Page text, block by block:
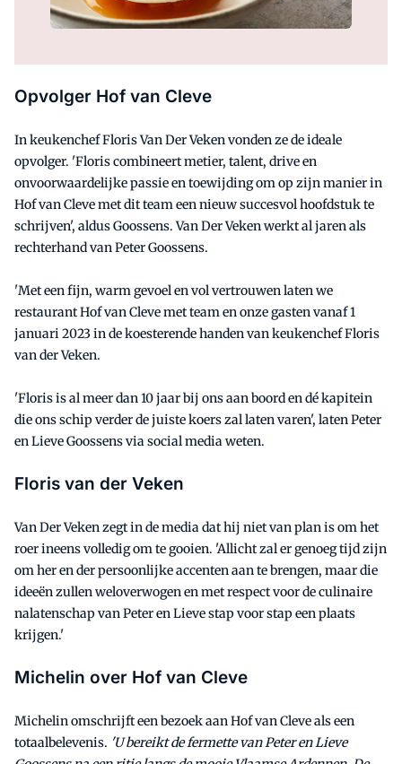
Opvolger Hof van Cleve
In keukenchef Floris Van Der Veken vonden ze de ideale
opvolger. 'Floris combineert metier, talent, drive en
onvoorwaardelijke passie en toewijding om op zijn manier in
Hof van Cleve met dit team een nieuw succesvol hoofdstuk te
schrijven', aldus Goossens. Van Der Veken werkt al jaren als
rechterhand van Peter Goossens.
'Met een fijn, warm gevoel en vol vertrouwen laten we
restaurant Hof van Cleve met team en onze gasten vanaf 1
januari 2023 in de koesterende handen van keukenchef Floris
van der Veken.
'Floris is al meer dan 10 jaar bij ons aan boord en dé kapitein
die ons schip verder de juiste koers zal laten varen', laten Peter
en Lieve Goossens via social media weten.
Floris van der Veken
Van Der Veken zegt in de media dat hij niet van plan is om het
roer ineens volledig om te gooien. 'Allicht zal er genoeg tijd zijn
om her en der persoonlijke accenten aan te brengen, maar die
ideeën zullen weloverwogen en met respect voor de culinaire
nalatenschap van Peter en Lieve stap voor stap een plaats
krijgen.'
Michelin over Hof van Cleve
Michelin omschrijft een bezoek aan Hof van Cleve als een
totaalbelevenis. 'U bereikt de fermette van Peter en Lieve